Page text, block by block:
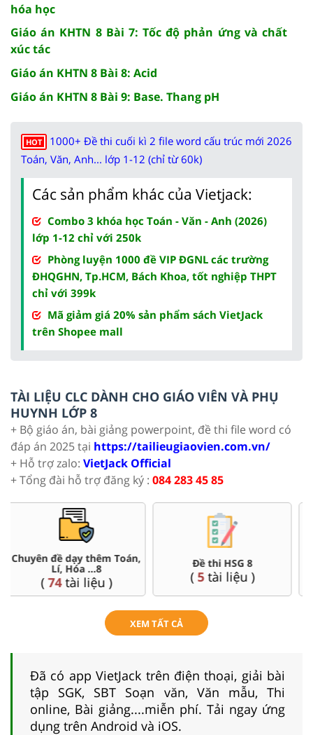
hóa học
Giáo án KHTN 8 Bài 7: Tốc độ phản ứng và chất
xúc tác
Giáo án KHTN 8 Bài 8: Acid
Giáo án KHTN 8 Bài 9: Base. Thang pH
HOT
1000+ Đề thi cuối kì 2 file word cấu trúc mới 2026
Toán, Văn, Anh... lớp 1-12 (chỉ từ 60k)
Các sản phẩm khác của Vietjack:
Combo 3 khóa học Toán - Văn - Anh (2026)
lớp 1-12 chỉ với 250k
Phòng luyện 1000 đề VIP ĐGNL các trường
ĐHQGHN, Tp.HCM, Bách Khoa, tốt nghiệp THPT
chỉ với 399k
Mã giảm giá 20% sản phẩm sách VietJack
trên Shopee mall
TÀI LIỆU CLC DÀNH CHO GIÁO VIÊN VÀ PHỤ
HUYNH LỚP 8
+ Bộ giáo án, bài giảng powerpoint, đề thi file word có
đáp án 2025 tại https://tailieugiaovien.com.vn/
+ Hỗ trợ zalo: VietJack Official
+ Tổng đài hỗ trợ đăng ký : 084 283 45 85
Đề thi HSG 8
(5tài liệu )
Trắc nghiệm đúng sai 8
( 12tài liệu )
XEM TẤT CẢ
Đã có app VietJack trên điện thoại, giải bài
tập SGK, SBT Soạn văn, Văn mẫu, Thi
online, Bài giảng....miễn phí. Tải ngay ứng
dụng trên Android và iOS.